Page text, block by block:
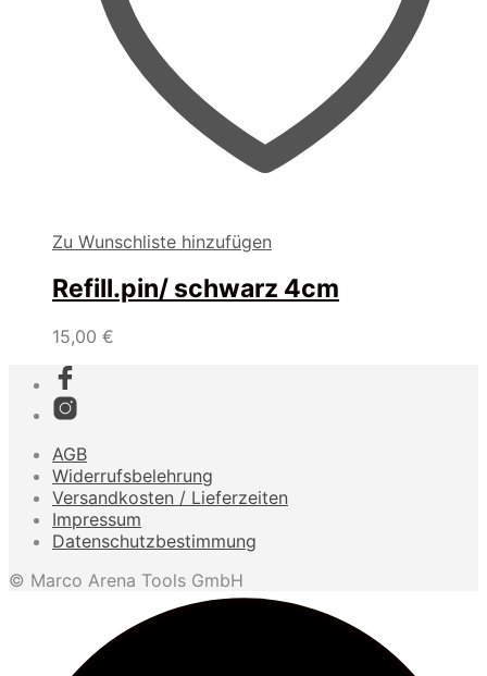
Zu Wunschliste hinzufügen
Refill.pin/ schwarz 4cm
15,00 €
AGB
Widerrufsbelehrung
Versandkosten / Lieferzeiten
Impressum
Datenschutzbestimmung
© Marco Arena Tools GmbH